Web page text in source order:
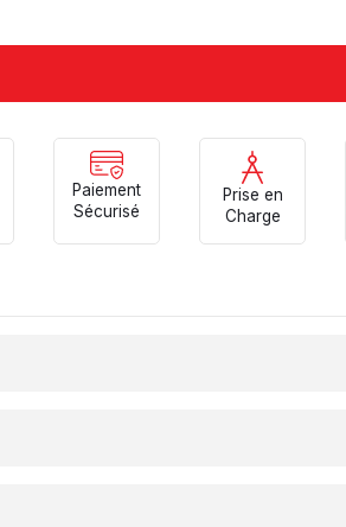
Paiement
Sécurisé
Prise en
Charge